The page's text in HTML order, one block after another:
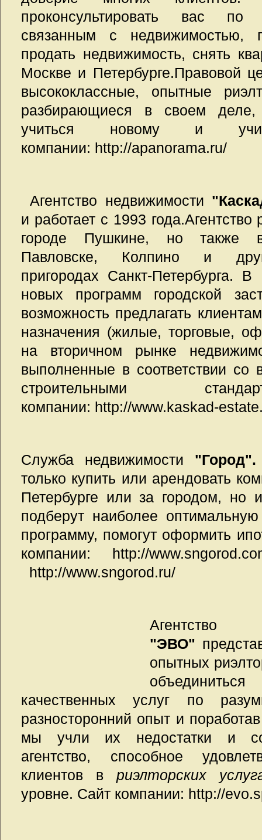
проконсультировать вас
связанным с недвижимостью,
продать недвижимость, снять
Москве и Петербурге.Правовой
высококлассные, опытные
разбирающиеся в своем деле,
учиться новому и
компании: http://apanorama.ru/
Агентство недвижимости
и работает с 1993
городе Пушкине, но также в
Павловске, Колпино и
пригородах Санкт-Петербурга.
новых программ городской
возможность предлагать
назначения (жилые, торговые,
на вторичном рынке
выполненные в соответствии со
строительными
компании: http://www.kaskad-
Служба недвижимости "Город".
только купить или арендовать
Петербурге или за городом, но
подберут наиболее
программу, помогут оформить
компании: http://
http://www.sngorod.ru/
"ЭВО"
опытных
качественных услуг по
разносторонний опыт и
мы учли их недостатки и
агентство, способное
клиентов в риэлторских
уровне. Сайт компании: http://